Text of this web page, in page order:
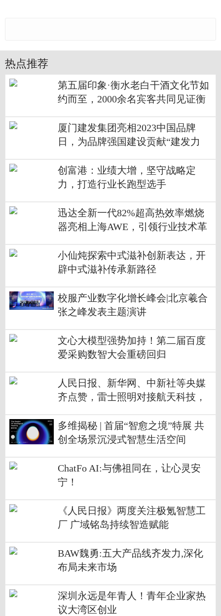
热点推荐
第五届印象·衡水老白干酒文化节如
约而至，2000余名宾客共同见证衡
厦门建发集团亮相2023中国品牌
日，为品牌强国建设贡献“建发力
创富港：业绩大增，坚守战略定
力，打造行业长跑型选手
迅达全新一代82%超高热效率燃烧
器亮相上海AWE，引领行业技术革
小仙炖探索中式滋补创新表达，开
辟中式滋补传承新路径
校服产业数字化增长峰会|北京羲合
张之峰发表主题演讲
文心大模型强势加持！第二届百度
爱采购数智大会重磅回归
人民日报、新华网、中新社等央媒
齐点赞，雷士照明对接航天科技，
多维揭秘 | 首届“智愈之境”特展 共
创全场景沉浸式智慧生活空间
ChatFo AI:与佛祖同在，让心灵安
宁！
《人民日报》两度关注极氪智慧工
厂 广域铭岛持续智造赋能
BAW魏勇:五大产品线齐发力,深化
布局未来市场
深圳永远是年青人！青年企业家热
议大湾区创业